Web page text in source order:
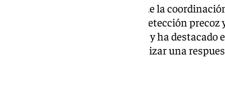
Teresa Illescas ha subrayado que la
para mejorar la prevención, la detección
víctimas de violencia de género, y ha
agentes implicados para garantizar una